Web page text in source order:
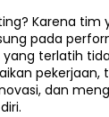
Karena tim
pada
yang terlatih
dan